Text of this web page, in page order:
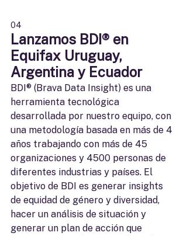
04
Lanzamos BDI® en
Equifax Uruguay,
Argentina y Ecuador
BDI® (Brava Data Insight) es una
herramienta tecnológica
desarrollada por nuestro equipo, con
una metodología basada en más de 4
años trabajando con más de 45
organizaciones y 4500 personas de
diferentes industrias y países. El
objetivo de BDI es generar insights
de equidad de género y diversidad,
hacer un análisis de situación y
generar un plan de acción que